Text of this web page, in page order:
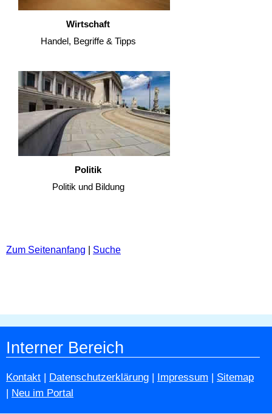
Wirtschaft
Handel, Begriffe & Tipps
Politik
Politik und Bildung
Zum Seitenanfang Suche
Interner Bereich
Kontakt | Datenschutzerklärung | Impressum | Sitemap
| Neu im Portal